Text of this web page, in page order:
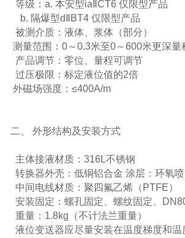
等级：a. 本安型iaⅡCT6 仅限型产品
b. 隔爆型dⅡBT4 仅限型产品
被测介质：液体、浆体（部分）
测量范围：0～0.3米至0～600米更深量
产品调节：零位、量程可调节
过压极限：标定液位值的2倍
外磁场强度：≤400A/m
二、 外形结构及安装方式
主体接液材质：316L不锈钢
转换器外壳：低铜铝合金 涂层：环
中间电线材质：聚四氟乙烯（
安装固定：螺孔固定、螺纹固定、
重量：1.8kg（不计法兰重量）
液位变送器应尽量安装在温度梯度